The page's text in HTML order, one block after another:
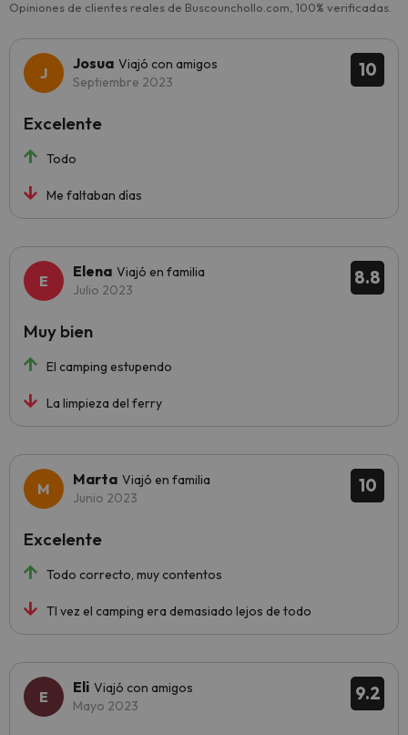
Opiniones de clientes reales de Buscounchollo.com, 100% verificadas.
10
Josua Viajó con amigos
Septiembre 2023
Todo
Me faltaban días
Excelente
8.8
Elena Viajó en familia
Julio 2023
El camping estupendo
La limpieza del ferry
Muy bien
10
Marta Viajó en familia
Junio 2023
Todo correcto, muy contentos
Tl vez el camping era demasiado lejos de todo
Excelente
9.2
Eli Viajó con amigos
Mayo 2023